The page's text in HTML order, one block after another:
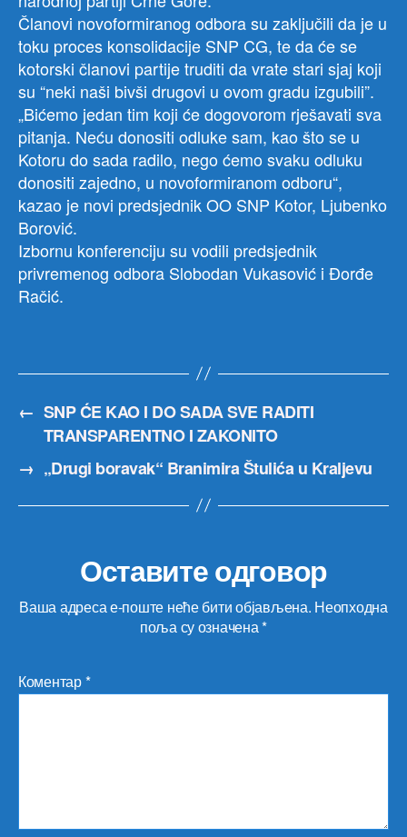
Članovi novoformiranog odbora su zaključili da je u
toku proces konsolidacije SNP CG, te da će se
kotorski članovi partije truditi da vrate stari sjaj koji
su “neki naši bivši drugovi u ovom gradu izgubili”.
„Bićemo jedan tim koji će dogovorom rješavati sva
pitanja. Neću donositi odluke sam, kao što se u
Kotoru do sada radilo, nego ćemo svaku odluku
donositi zajedno, u novoformiranom odboru“,
kazao je novi predsjednik OO SNP Kotor, Ljubenko
Borović.
Izbornu konferenciju su vodili predsjednik
privremenog odbora Slobodan Vukasović i Đorđe
Račić.
← SNP ĆE KAO I DO SADA SVE RADITI
TRANSPARENTNO I ZAKONITO
→ „Drugi boravak“ Branimira Štulića u Kraljevu
Оставите одговор
Ваша адреса е-поште неће бити објављена. Неопходна
поља су означена*
Коментар*